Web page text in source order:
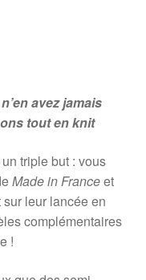
avez jamais
tout en knit
triple but : vous
Made in Franceet
leur lancée en
complémentaires
!